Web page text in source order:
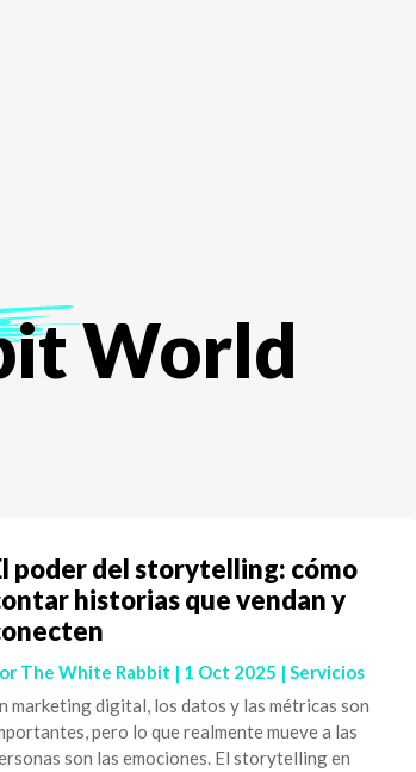
World
poder del storytelling: cómo
historias que vendan y
The White Rabbit | 1 Oct 2025 | Servicios
marketing digital, los datos y las métricas son
pero lo que realmente mueve a las
son las emociones. El storytelling en